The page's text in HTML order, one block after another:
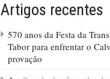
Artigos recentes
570 anos da Festa da
Tabor para enfrentar o
provação